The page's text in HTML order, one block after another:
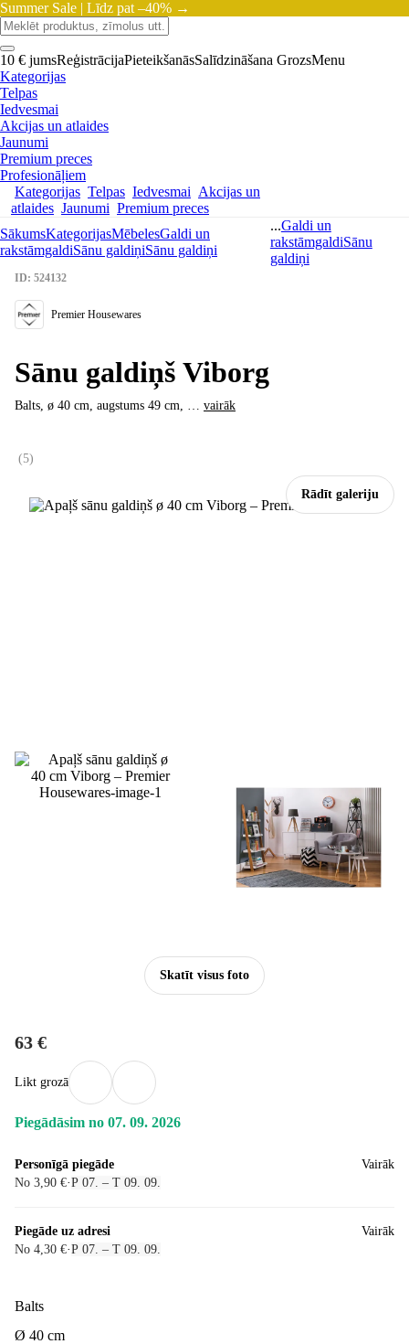
Summer Sale | Līdz pat –40% →
10 € jumsReģistrācijaPieteikšanāsSalīdzināšana GrozsMenu
Kategorijas
Telpas
Iedvesmai
Akcijas un atlaides
Jaunumi
Premium preces
Profesionāļiem
Kategorijas Telpas Iedvesmai Akcijas un
atlaides Jaunumi Premium preces
SākumsKategorijasMēbelesGaldi un
rakstāmgaldiSānu galdiņiSānu galdiņi
...Galdi un
rakstāmgaldiSānu
galdiņi
Rādīt galeriju
Skatīt visus foto
ID: 524132
Premier Housewares
Sānu galdiņš Viborg
Balts, ø 40 cm, augstums 49 cm, … vairāk
(5)
63 €
Likt grozā
Piegādāsim no 07. 09. 2026
Personīgā piegāde
No 3,90 €·P 07. – T 09. 09.
Vairāk
Piegāde uz adresi
No 4,30 €·P 07. – T 09. 09.
Vairāk
Balts
Ø 40 cm